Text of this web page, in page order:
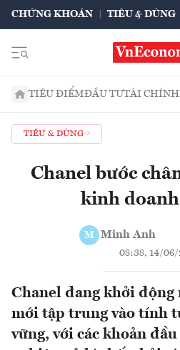
CHỨNG KHOÁN TIÊU & DÙNG
TIÊU ĐIỂMĐẦU TƯTÀI CHÍNH
TIÊU & DÙNG
Chanel bước
kinh
M Minh Anh
08:38, 14/06/
Chanel đang khởi
mới tập trung vào tính
vững, với các khoản